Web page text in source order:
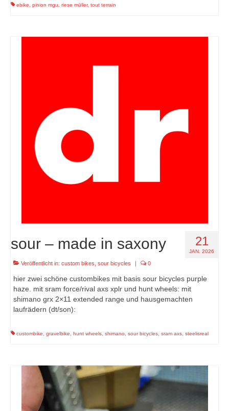
ebike pinion mgu riese müller, tout terrain
21
JAN. 2026
sour – made in saxony
Veröffentlicht in: custom bikes sour bicycles | 0
hier zwei schöne custombikes mit basis sour bicycles purple
haze. mit sram force/rival axs xplr und hunt wheels: mit
shimano grx 2×11 extended range und hausgemachten
laufrädern (dt/son):
custombike gravelbike hunt wheels shimano sour bicycles sram axs steelisreal